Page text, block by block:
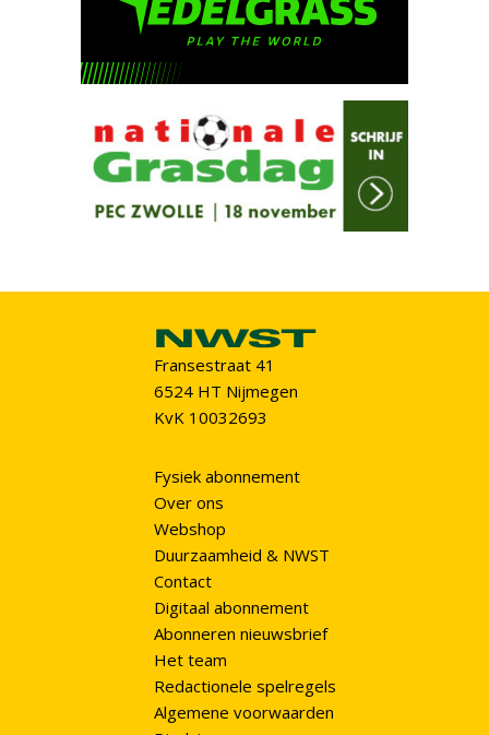
Fransestraat 41
6524 HT Nijmegen
KvK 10032693
Fysiek abonnement
Over ons
Webshop
Duurzaamheid & NWST
Contact
Digitaal abonnement
Abonneren nieuwsbrief
Het team
Redactionele spelregels
Algemene voorwaarden